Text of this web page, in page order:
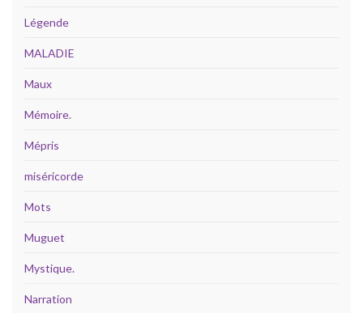
Légende
MALADIE
Maux
Mémoire.
Mépris
miséricorde
Mots
Muguet
Mystique.
Narration